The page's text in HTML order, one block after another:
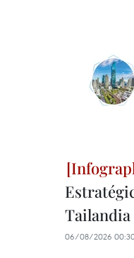
Tailandia
06/08/2026